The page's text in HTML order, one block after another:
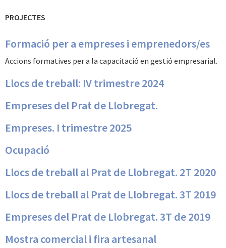
PROJECTES
Formació per a empreses i emprenedors/es
Accions formatives per a la capacitació en gestió empresarial.
Llocs de treball: IV trimestre 2024
Empreses del Prat de Llobregat.
Empreses. I trimestre 2025
Ocupació
Llocs de treball al Prat de Llobregat. 2T 2020
Llocs de treball al Prat de Llobregat. 3T 2019
Empreses del Prat de Llobregat. 3T de 2019
Mostra comercial i fira artesanal